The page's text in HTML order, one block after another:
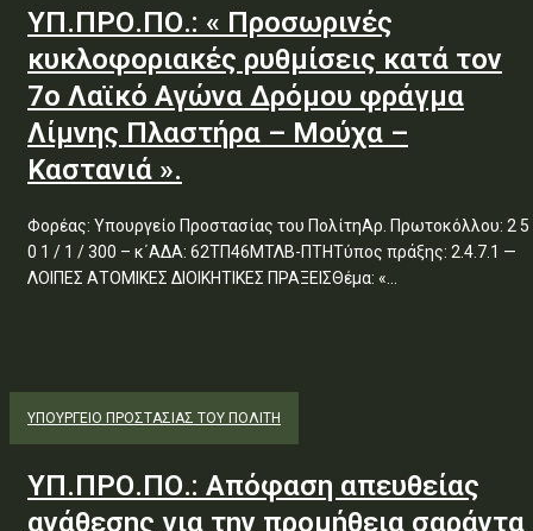
ΥΠ.ΠΡΟ.ΠΟ.: « Προσωρινές
κυκλοφοριακές ρυθμίσεις κατά τον
7ο Λαϊκό Αγώνα Δρόμου φράγμα
Λίμνης Πλαστήρα – Μούχα –
Καστανιά ».
Φορέας: Υπουργείο Προστασίας του ΠολίτηΑρ. Πρωτοκόλλου: 2 5
0 1 / 1 / 300 – κ΄ΑΔΑ: 62ΤΠ46ΜΤΛΒ-ΠΤΗΤύπος πράξης: 2.4.7.1 —
ΛΟΙΠΕΣ ΑΤΟΜΙΚΕΣ ΔΙΟΙΚΗΤΙΚΕΣ ΠΡΑΞΕΙΣΘέμα: «...
ΥΠΟΥΡΓΕΊΟ ΠΡΟΣΤΑΣΊΑΣ ΤΟΥ ΠΟΛΊΤΗ
ΥΠ.ΠΡΟ.ΠΟ.: Απόφαση απευθείας
ανάθεσης για την προμήθεια σαράντα